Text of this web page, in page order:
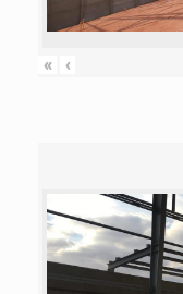
« ‹